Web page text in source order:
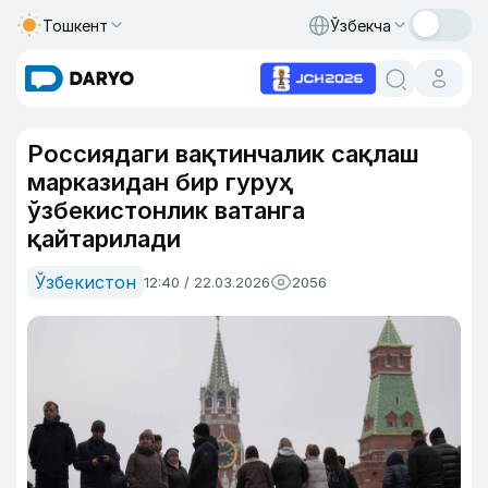
Тошкент Ўзбекча
Россиядаги вақтинчалик сақлаш
марказидан бир гуруҳ
ўзбекистонлик ватанга
қайтарилади
Ўзбекистон 12:40 / 22.03.2026 2056